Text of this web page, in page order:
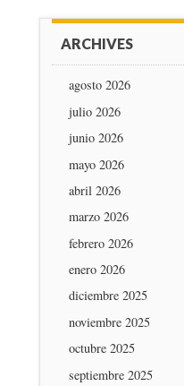
ARCHIVES
agosto 2026
julio 2026
junio 2026
mayo 2026
abril 2026
marzo 2026
febrero 2026
enero 2026
diciembre 2025
noviembre 2025
octubre 2025
septiembre 2025